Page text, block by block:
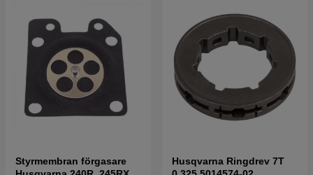
Styrmembran förgasare
Husqvarna Ringdrev 7T